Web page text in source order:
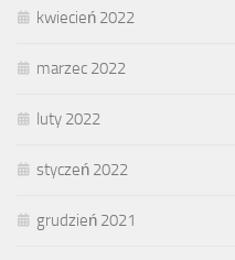
kwiecień 2022
marzec 2022
luty 2022
styczeń 2022
grudzień 2021